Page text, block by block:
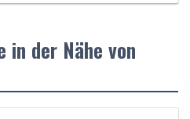
der Nähe von